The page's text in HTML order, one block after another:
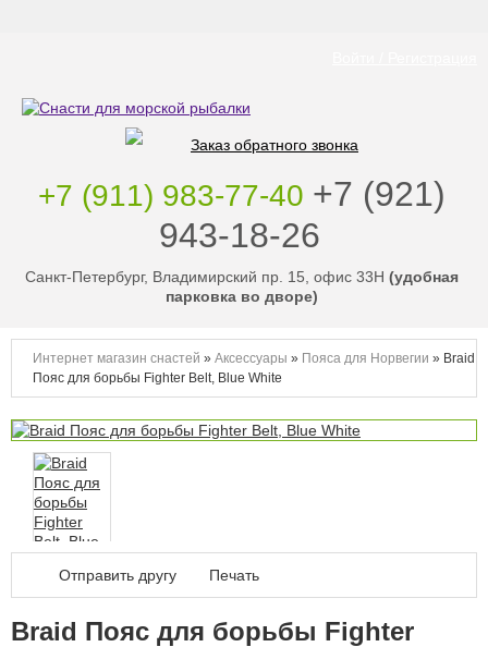
Заказ обратного звонка
+7 (911) 983-77-40 ‭+7 (921)
943-18-26
Санкт-Петербург, Владимирский пр. 15, офис 33Н (удобная
парковка во дворе)
Интернет магазин снастей » Аксессуары » Пояса для Норвегии » Braid
Пояс для борьбы Fighter Belt, Blue White
Отправить другу
Печать
Braid Пояс для борьбы Fighter